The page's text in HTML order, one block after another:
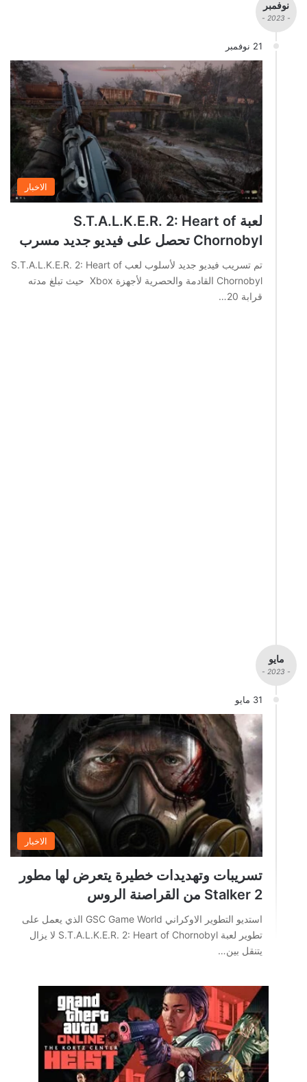
نوفمبر
- 2023 -
21 نوفمبر
الاخبار
لعبة S.T.A.L.K.E.R. 2: Heart of
Chornobyl تحصل على فيديو جديد مسرب
تم تسريب فيديو جديد لأسلوب لعب S.T.A.L.K.E.R. 2: Heart of
Chornobyl القادمة والحصرية لأجهزة Xbox حيث تبلغ مدته
قرابة 20…
مايو
- 2023 -
31 مايو
الاخبار
تسريبات وتهديدات خطيرة يتعرض لها مطور
Stalker 2 من القراصنة الروس
استديو التطوير الاوكراني GSC Game World الذي يعمل على
تطوير لعبة S.T.A.L.K.E.R. 2: Heart of Chornobyl لا يزال
يتنقل بين…